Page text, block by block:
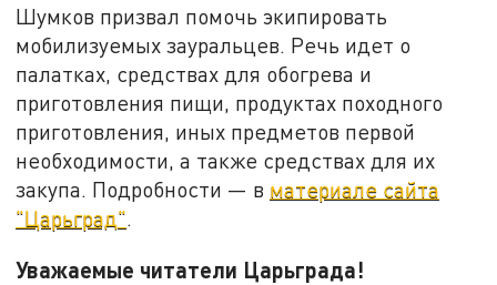
Шумков призвал помочь экипировать
мобилизуемых зауральцев. Речь идет о
палатках, средствах для обогрева и
приготовления пищи, продуктах походного
приготовления, иных предметов первой
необходимости, а также средствах для их
закупа. Подробности — в материале сайта
"Царьград".
Уважаемые читатели Царьграда!